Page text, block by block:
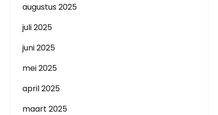
augustus 2025
juli 2025
juni 2025
mei 2025
april 2025
maart 2025